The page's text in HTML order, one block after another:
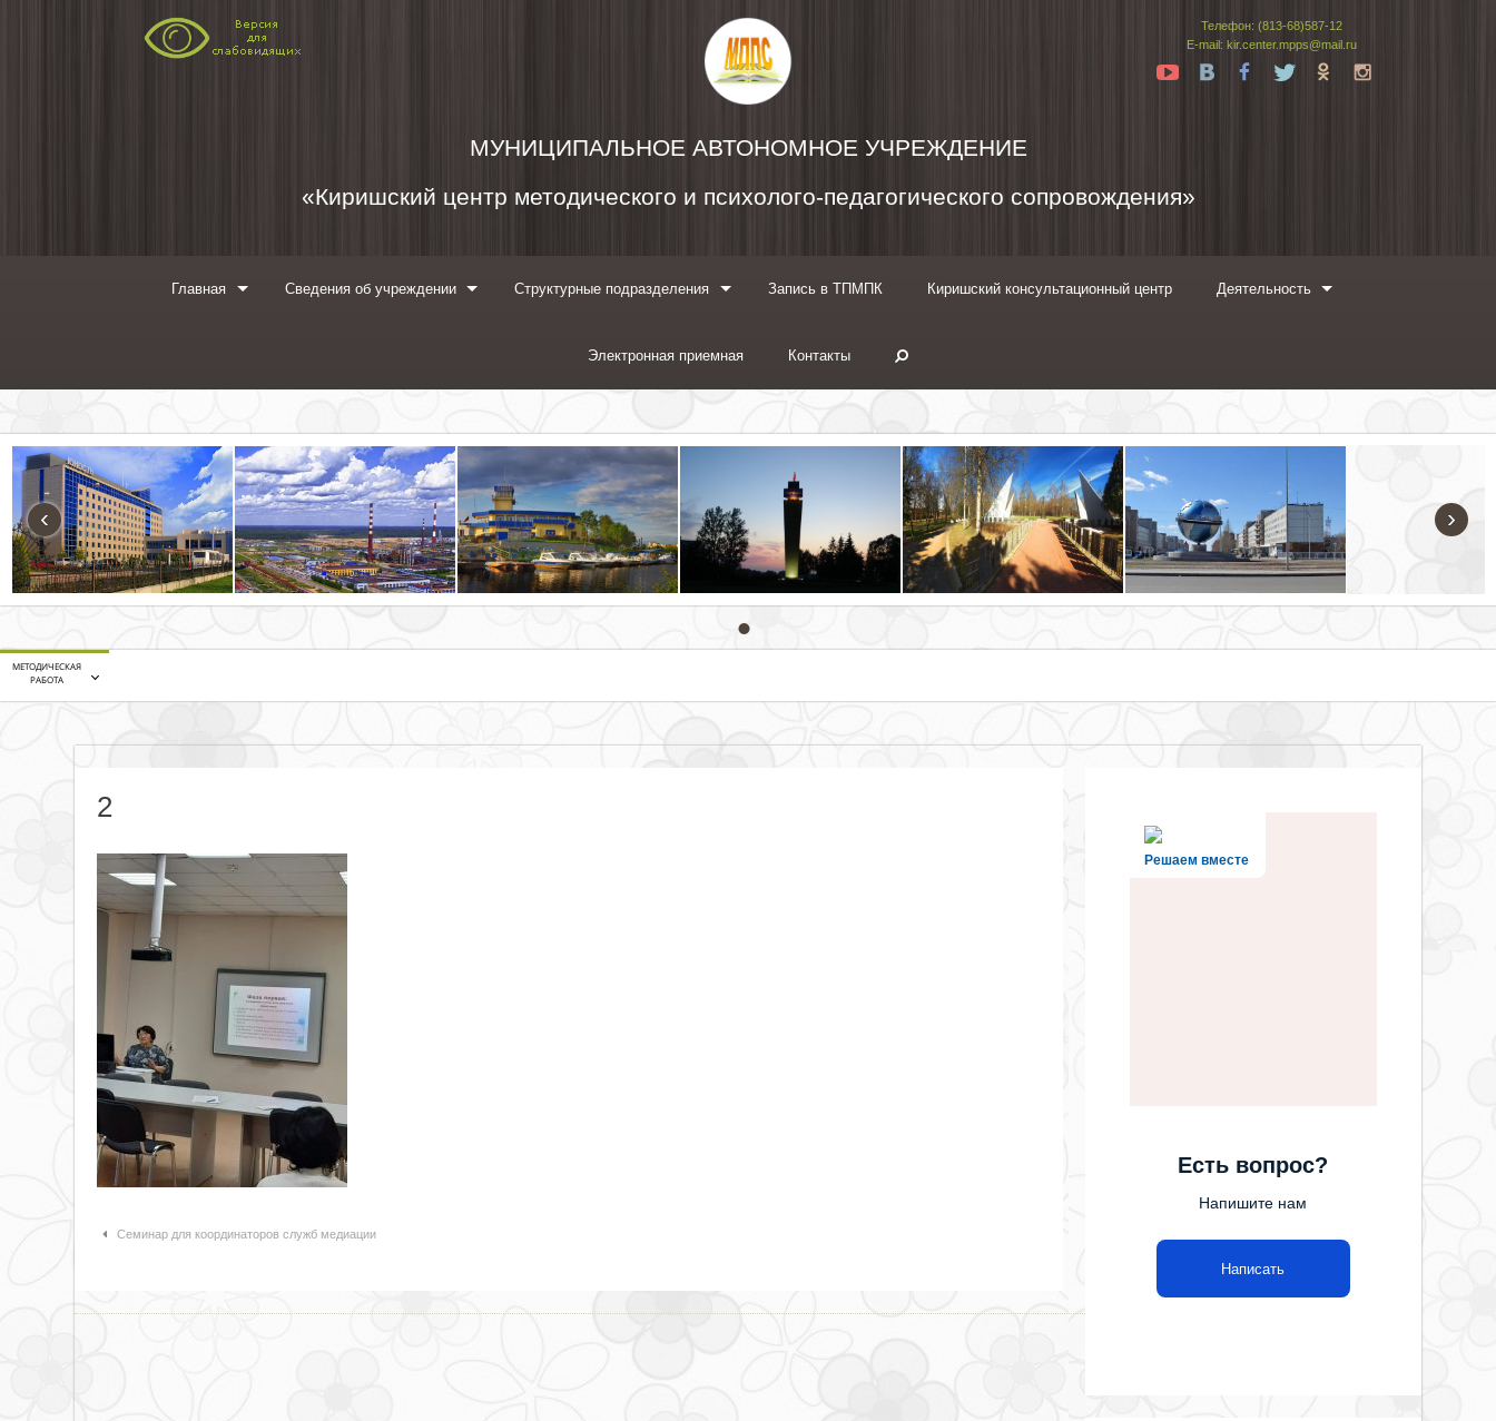
Телефон: (813-68)587-12
E-mail: kir.center.mpps@mail.ru
Yt
Tw
МУНИЦИПАЛЬНОЕ АВТОНОМНОЕ УЧРЕЖДЕНИЕ
«Киришский центр методического и психолого-педагогического сопровождения»
Главная Сведения об учреждении Структурные подразделения Запись в ТПМПК Киришский консультационный центр Деятельность
Электронная приемная Контакты
‹ ›
МЕТОДИЧЕСКАЯ
РАБОТА
2
Навигация по статьям
Семинар для координаторов служб медиации
Решаем вместе
Есть вопрос?
Напишите нам
Написать